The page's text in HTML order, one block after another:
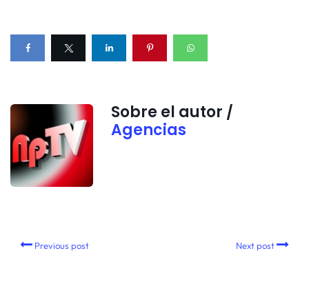
Sobre el autor /
Agencias
Previous post Next post